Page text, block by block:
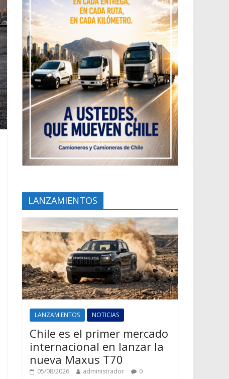
LANZAMIENTOS
LANZAMIENTOS NOTICIAS
Chile es el primer mercado
internacional en lanzar la
nueva Maxus T70
05/08/2026 administrador 0